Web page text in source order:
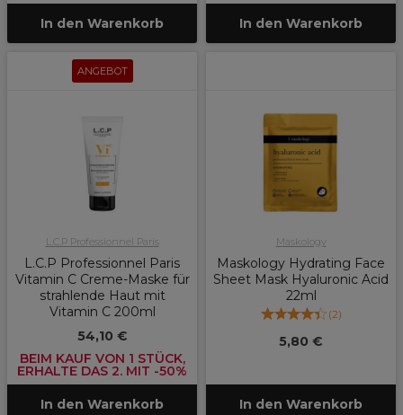
In den Warenkorb In den Warenkorb
ANGEBOT
L.C.P Professionnel Paris
L.C.P Professionnel Paris
Vitamin C Creme-Maske für
strahlende Haut mit
Vitamin C 200ml
54,10 €
BEIM KAUF VON 1 STÜCK,
ERHALTE DAS 2. MIT -50%
In den Warenkorb
Maskology
Maskology Hydrating Face
Sheet Mask Hyaluronic Acid
22ml
(2)
5,80 €
In den Warenkorb